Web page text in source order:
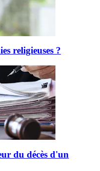
religieuses ?
du décès d'un